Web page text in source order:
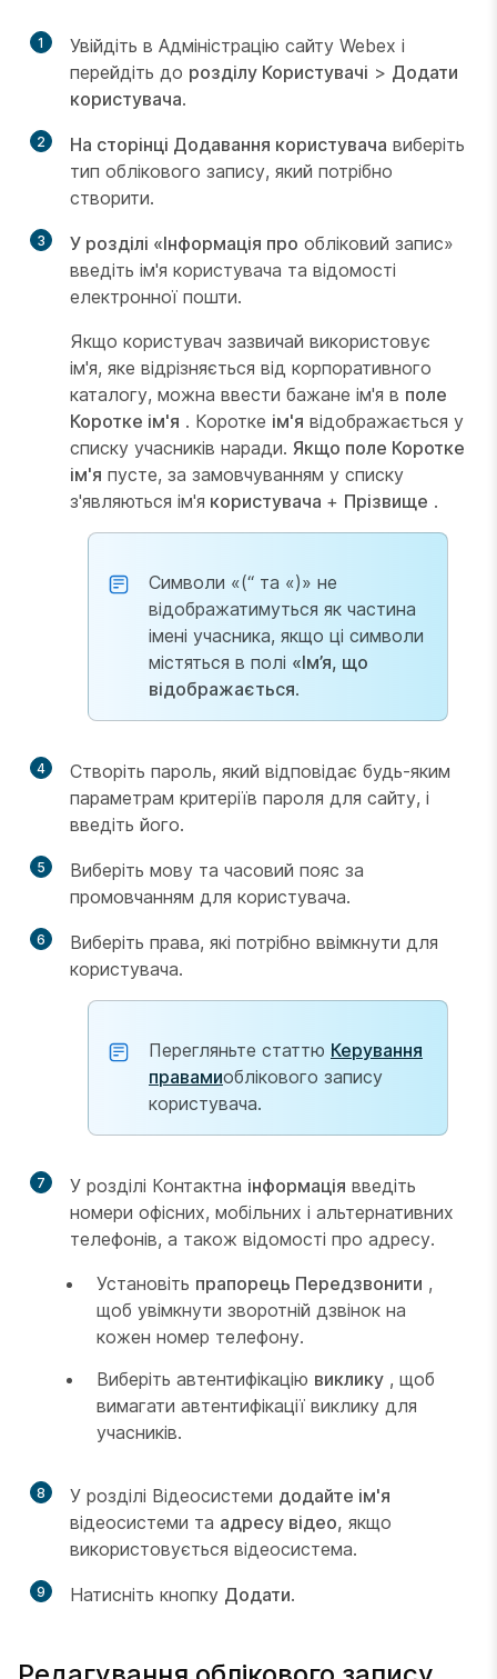
1
Увійдіть в Адміністрацію сайту Webex і
перейдіть до розділу Користувачі > Додати
користувача.
2 На сторінці Додавання користувача виберіть
тип облікового запису, який потрібно
створити.
3 У розділі «Інформація про обліковий запис»
введіть ім'я користувача та відомості
електронної пошти.
Якщо користувач зазвичай використовує
ім'я, яке відрізняється від корпоративного
каталогу, можна ввести бажане ім'я в поле
Коротке ім'я . Коротке ім'я відображається у
списку учасників наради. Якщо поле Коротке
ім'я пусте, за замовчуванням у списку
з'являються ім'я користувача + Прізвище .
Символи «(“ та «)» не
відображатимуться як частина
імені учасника, якщо ці символи
містяться в полі «Ім’я, що
відображається.
4
Створіть пароль, який відповідає будь-яким
параметрам критеріїв пароля для сайту, і
введіть його.
5
Виберіть мову та часовий пояс за
промовчанням для користувача.
6
Виберіть права, які потрібно ввімкнути для
користувача.
Перегляньте статтю Керування
правамиоблікового запису
користувача.
7 У розділі Контактна інформація введіть
номери офісних, мобільних і альтернативних
телефонів, а також відомості про адресу.
Установіть прапорець Передзвонити ,
щоб увімкнути зворотній дзвінок на
кожен номер телефону.
Виберіть автентифікацію виклику , щоб
вимагати автентифікації виклику для
учасників.
8 У розділі Відеосистеми додайте ім'я
відеосистеми та адресу відео, якщо
використовується відеосистема.
9 Натисніть кнопку Додати.